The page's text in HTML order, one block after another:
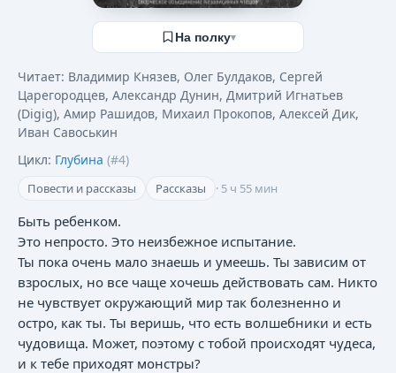
На полку▾
Читает: Владимир Князев, Олег Булдаков, Сергей
Царегородцев, Александр Дунин, Дмитрий Игнатьев
(Digig), Амир Рашидов, Михаил Прокопов, Алексей Дик,
Иван Савоськин
Цикл: Глубина (#4)
Повести и рассказы Рассказы · 5 ч 55 мин
Быть ребенком.
Это непросто. Это неизбежное испытание.
Ты пока очень мало знаешь и умеешь. Ты зависим от
взрослых, но все чаще хочешь действовать сам. Никто
не чувствует окружающий мир так болезненно и
остро, как ты. Ты веришь, что есть волшебники и есть
чудовища. Может, поэтому с тобой происходят чудеса,
и к тебе приходят монстры?